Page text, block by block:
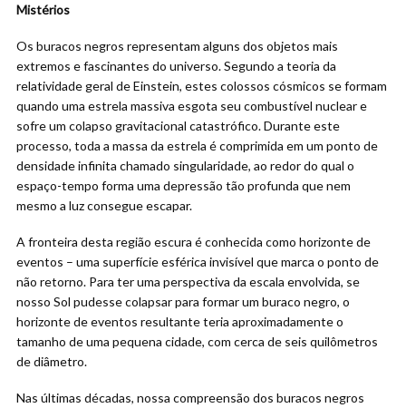
Mistérios
Os buracos negros representam alguns dos objetos mais
extremos e fascinantes do universo. Segundo a teoria da
relatividade geral de Einstein, estes colossos cósmicos se formam
quando uma estrela massiva esgota seu combustível nuclear e
sofre um colapso gravitacional catastrófico. Durante este
processo, toda a massa da estrela é comprimida em um ponto de
densidade infinita chamado singularidade, ao redor do qual o
espaço-tempo forma uma depressão tão profunda que nem
mesmo a luz consegue escapar.
A fronteira desta região escura é conhecida como horizonte de
eventos – uma superfície esférica invisível que marca o ponto de
não retorno. Para ter uma perspectiva da escala envolvida, se
nosso Sol pudesse colapsar para formar um buraco negro, o
horizonte de eventos resultante teria aproximadamente o
tamanho de uma pequena cidade, com cerca de seis quilômetros
de diâmetro.
Nas últimas décadas, nossa compreensão dos buracos negros